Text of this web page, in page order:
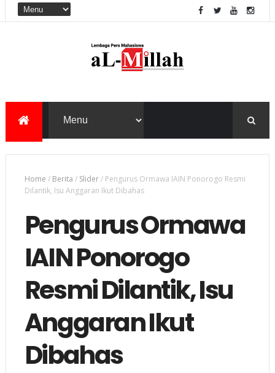
Home / Berita / Slider/ Pengurus Ormawa IAIN Ponorogo Resmi
Dilantik, Isu Anggaran Ikut Dibahas
Pengurus Ormawa
IAIN Ponorogo
Resmi Dilantik, Isu
Anggaran Ikut
Dibahas